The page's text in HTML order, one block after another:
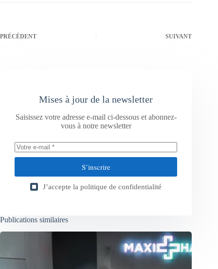
PRÉCÉDENT SUIVANT
Mises à jour de la newsletter
Saisissez votre adresse e-mail ci-dessous et abonnez-
vous à notre newsletter
S’inscrire
J’accepte la politique de confidentialité
Publications similaires